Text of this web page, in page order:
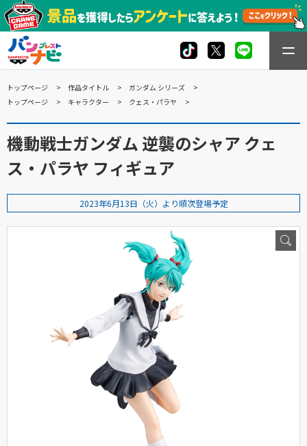
トップページ 作品タイトル
ガンダム シリーズ
トップページ
キャラクター クェス・パラヤ
機動戦士ガンダム 逆襲のシャア クェ
ス・パラヤ フィギュア
2023年6月13日（火）より順次登場予定